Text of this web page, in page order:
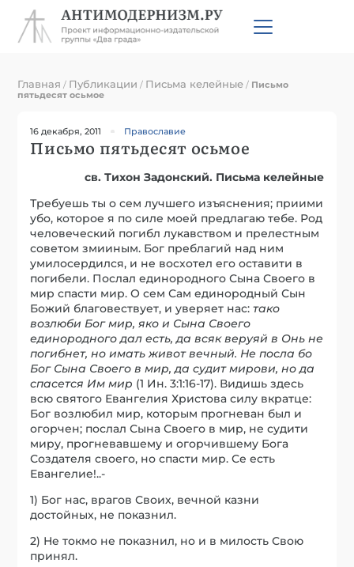
Главная / Публикации / Письма келейные / Письмо
пятьдесят осьмое
16 декабря, 2011 Православие
Письмо пятьдесят осьмое
св. Тихон Задонский. Письма келейные
Требуешь ты о сем лучшего изъяснения; приими
убо, которое я по силе моей предлагаю тебе. Род
человеческий погибл лукавством и прелестным
советом змииным. Бог преблагий над ним
умилосердился, и не восхотел его оставити в
погибели. Послал единородного Сына Своего в
мир спасти мир. О сем Сам единородный Сын
Божий благовествует, и уверяет нас:тако
возлюби Бог мир, яко и Сына Своего
единородного дал есть, да всяк веруяй в Онь не
погибнет, но имать живот вечный. Не посла бо
Бог Сына Своего в мир, да судит мирови, но да
спасется Им мир (1 Ин. 3:1:16-17). Видишь здесь
всю святого Евангелия Христова силу вкратце:
Бог возлюбил мир, которым прогневан был и
огорчен; послал Сына Своего в мир, не судити
миру, прогневавшему и огорчившему Бога
Создателя своего, но спасти мир. Се есть
Евангелие!..-
1) Бог нас, врагов Своих, вечной казни
достойных, не показнил.
2) Не токмо не показнил, но и в милость Свою
принял.